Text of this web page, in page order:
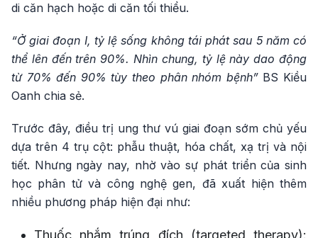
di căn hạch hoặc di căn tối thiểu.
“Ở giai đoạn I, tỷ lệ sống không tái phát sau 5 năm có
thể lên đến trên 90%. Nhìn chung, tỷ lệ này dao động
từ 70% đến 90% tùy theo phân nhóm bệnh”BS Kiều
Oanh chia sẻ.
Trước đây, điều trị ung thư vú giai đoạn sớm chủ yếu
dựa trên 4 trụ cột: phẫu thuật, hóa chất, xạ trị và nội
tiết. Nhưng ngày nay, nhờ vào sự phát triển của sinh
học phân tử và công nghệ gen, đã xuất hiện thêm
nhiều phương pháp hiện đại như:
Thuốc nhắm trúng đích (targeted therapy):